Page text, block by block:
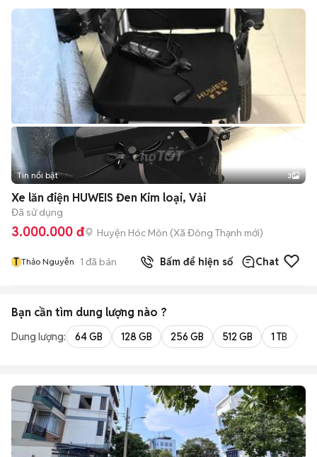
Tin nổi bật 3
Xe lăn điện HUWEIS Đen Kim loại, Vải
Đã sử dụng
3.000.000 đ Huyện Hóc Môn (Xã Đông Thạnh mới)
T Thảo Nguyễn 1 đã bán Bấm để hiện số Chat
Bạn cần tìm dung lượng nào ?
Dung lượng: 64 GB 128 GB 256 GB 512 GB 1 TB